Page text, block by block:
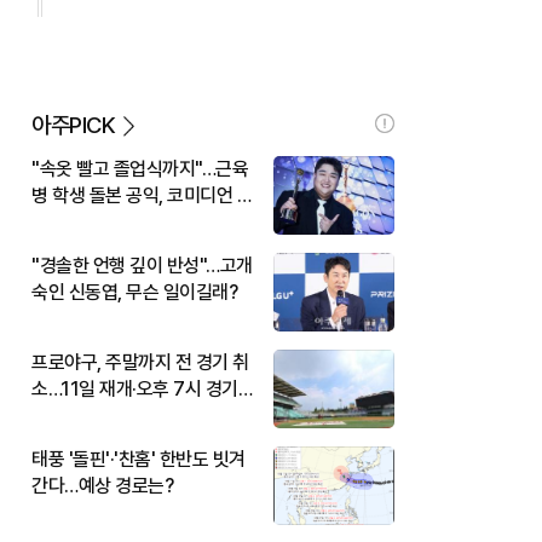
아주PICK
"속옷 빨고 졸업식까지"…근육
병 학생 돌본 공익, 코미디언 김
"경솔한 언행 깊이 반성"…고개
숙인 신동엽, 무슨 일이길래?
프로야구, 주말까지 전 경기 취
소…11일 재개·오후 7시 경기
태풍 '돌핀'·'찬홈' 한반도 빗겨
간다…예상 경로는?